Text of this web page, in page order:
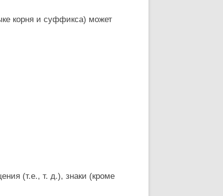
корня и суффикса) может
(т.е., т. д.), знаки (кроме